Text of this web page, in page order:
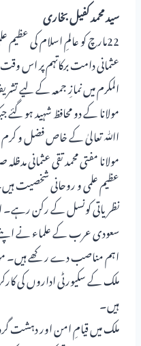
سید محمد کفیل بخاری
22مارچ کو عالمِ اسلام کی
عثمانی دامت برکاتہم پر اس
المکرم میں نمازِ جمعہ کے
مولانا کے دو محافظ شہید ہو
اﷲ تعالیٰ کے خاص فضل و کرم
مولانا مفتی محمد تقی عثمانی
عظیم علمی و روحانی شخصیت
نظریاتی کونسل کے رکن
سعودی عرب کے علماء نے
اہم مناصب دے رکھے ہیں۔
ملک کے سکیورٹی اداروں کی
ہیں۔
ملک میں قیامِ امن اور دہشت